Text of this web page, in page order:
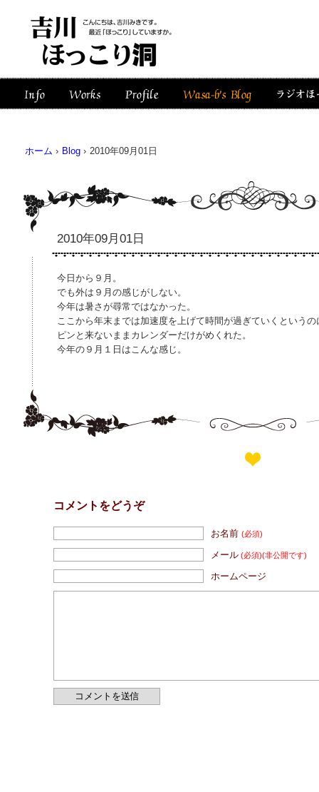
ホーム › Blog › 2010年09月01日
2010年09月01日
今日から９月。
でも外は９月の感じがしない。
今年は暑さが尋常ではなかった。
ここから年末までは加速度を上げて時間が過ぎていくというの
ピンと来ないままカレンダーだけがめくれた。
今年の９月１日はこんな感じ。
コメントをどうぞ
お名前(必須)
メール (必須)(非公開です)
ホームページ